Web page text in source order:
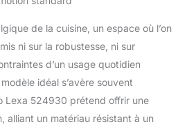
de la cuisine, un espace où l’on
ni sur la robustesse, ni sur
d’un usage quotidien
idéal s’avère souvent
Lexa 524930 prétend offrir une
alliant un matériau résistant à un